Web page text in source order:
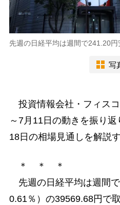
先週の日経平均は週間で241.20円
写
投資情報会社・フィス
～7月11日の動きを振り
18日の相場見通しを解説す
＊ ＊ ＊
先週の日経平均は週間で
0.61％）の39569.68円で